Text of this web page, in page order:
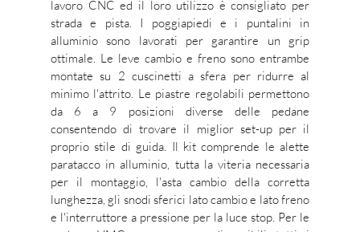
lavoro CNC ed il loro utilizzo è consigliato per
strada e pista. I poggiapiedi e i puntalini in
alluminio sono lavorati per garantire un grip
ottimale. Le leve cambio e freno sono entrambe
montate su 2 cuscinetti a sfera per ridurre al
minimo l'attrito. Le piastre regolabili permettono
da 6 a 9 posizioni diverse delle pedane
consentendo di trovare il miglior set-up per il
proprio stile di guida. Il kit comprende le alette
paratacco in alluminio, tutta la viteria necessaria
per il montaggio, l'asta cambio della corretta
lunghezza, gli snodi sferici lato cambio e lato freno
e l'interruttore a pressione per la luce stop. Per le